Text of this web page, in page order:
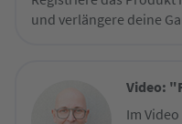
und verlängere deine
Video:
Im